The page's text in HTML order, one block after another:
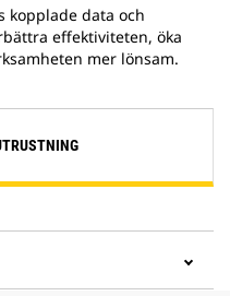
kopplade data och
effektiviteten, öka
mer lönsam.